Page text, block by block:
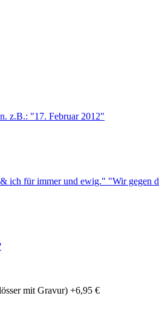
z.B.: "17. Februar 2012"
ich für immer und ewig." "Wir gegen
mit Gravur) +6,95 €